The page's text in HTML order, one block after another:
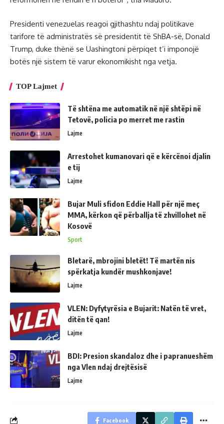
Presidenti venezuelas reagoi gjithashtu ndaj politikave
tarifore të administratës së presidentit të ShBA-së, Donald
Trump, duke thënë se Uashingtoni përpiqet t’i imponojë
botës një sistem të varur ekonomikisht nga vetja.
TOP Lajmet
Të shtëna me automatik në një shtëpi në
Tetovë, policia po merret me rastin
Lajme
Arrestohet kumanovari që e kërcënoi djalin
e tij
Lajme
Bujar Muli sfidon Eddie Hall për një meç
MMA, kërkon që përballja të zhvillohet në
Kosovë
Sport
Bletarë, mbrojini bletët! Të martën nis
spërkatja kundër mushkonjave!
Lajme
VLEN: Dyfytyrësia e Bujarit: Natën të vret,
ditën të qan!
Lajme
BDI: Presion skandaloz dhe i papranueshëm
nga Vlen ndaj drejtësisë
Lajme
Facebook